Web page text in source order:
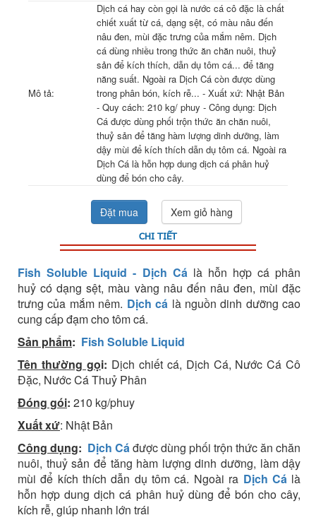
Mô tả:
Dịch cá hay còn gọi là nước cá cô đặc là chất
chiết xuất từ cá, dạng sệt, có màu nâu đến
nâu đen, mùi đặc trưng của mắm nêm. Dịch
cá dùng nhiều trong thức ăn chăn nuôi, thuỷ
sản để kích thích, dẫn dụ tôm cá... để tăng
năng suất. Ngoài ra Dịch Cá còn được dùng
trong phân bón, kích rễ... - Xuất xứ: Nhật Bản
- Quy cách: 210 kg/ phuy - Công dụng: Dịch
Cá được dùng phối trộn thức ăn chăn nuôi,
thuỷ sản để tăng hàm lượng dinh dưỡng, làm
dậy mùi để kích thích dẫn dụ tôm cá. Ngoài ra
Dịch Cá là hỗn hợp dung dịch cá phân huỷ
dùng để bón cho cây.
Đặt mua Xem giỏ hàng
CHI TIẾT
Fish Soluble Liquid - Dịch Cálà hỗn hợp cá phân
huỷ có dạng sệt, màu vàng nâu đến nâu đen, mùi đặc
trưng của mắm nêm. Dịch cá là nguồn dinh dưỡng cao
cung cấp đạm cho tôm cá.
Sản phẩm: Fish Soluble Liquid
Tên thường gọi: Dịch chiết cá, Dịch Cá, Nước Cá Cô
Đặc, Nước Cá Thuỷ Phân
Đóng gói: 210 kg/phuy
Xuất xứ: Nhật Bản
Công dụng: Dịch Cáđược dùng phối trộn thức ăn chăn
nuôi, thuỷ sản để tăng hàm lượng dinh dưỡng, làm dậy
mùi để kích thích dẫn dụ tôm cá. Ngoài ra Dịch Cá là
hỗn hợp dung dịch cá phân huỷ dùng để bón cho cây,
kích rễ, giúp nhanh lớn trái